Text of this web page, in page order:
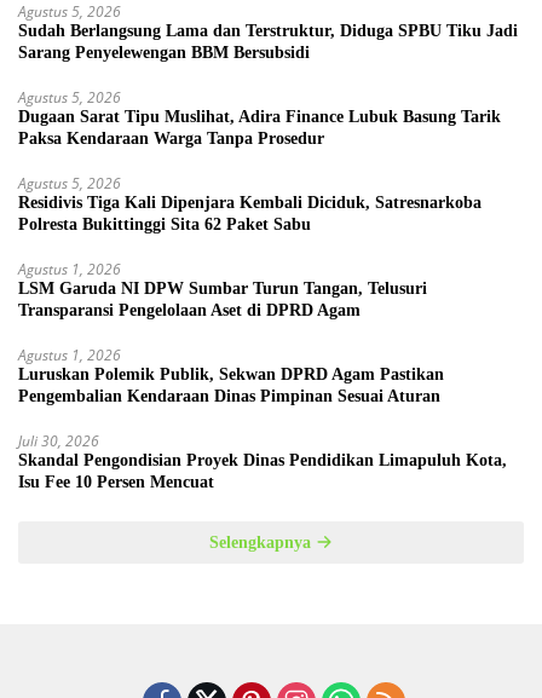
Agustus 5, 2026
Sudah Berlangsung Lama dan Terstruktur, Diduga SPBU Tiku Jadi
Sarang Penyelewengan BBM Bersubsidi
Agustus 5, 2026
Dugaan Sarat Tipu Muslihat, Adira Finance Lubuk Basung Tarik
Paksa Kendaraan Warga Tanpa Prosedur
Agustus 5, 2026
Residivis Tiga Kali Dipenjara Kembali Diciduk, Satresnarkoba
Polresta Bukittinggi Sita 62 Paket Sabu
Agustus 1, 2026
LSM Garuda NI DPW Sumbar Turun Tangan, Telusuri
Transparansi Pengelolaan Aset di DPRD Agam
Agustus 1, 2026
Luruskan Polemik Publik, Sekwan DPRD Agam Pastikan
Pengembalian Kendaraan Dinas Pimpinan Sesuai Aturan
Juli 30, 2026
Skandal Pengondisian Proyek Dinas Pendidikan Limapuluh Kota,
Isu Fee 10 Persen Mencuat
Selengkapnya